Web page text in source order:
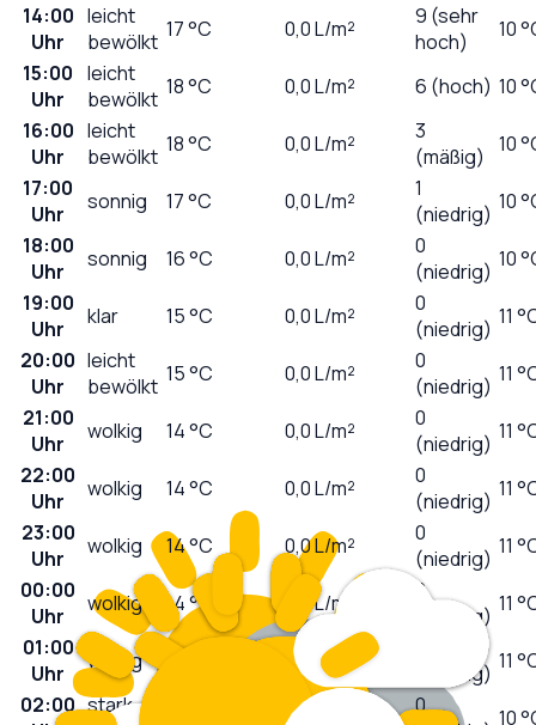
14:00
Uhr
leicht
bewölkt 17°C 0,0L/m²
9 (sehr
hoch)
10
15:00
Uhr
leicht
bewölkt 18°C 0,0L/m² 6 (hoch) 10
16:00
Uhr
leicht
bewölkt 18°C 0,0L/m²
3
(mäßig)
10
17:00
Uhr
sonnig 17°C 0,0L/m²
1
(niedrig) 10
18:00
Uhr
sonnig 16°C 0,0L/m²
0
(niedrig) 10
19:00
Uhr
klar 15°C 0,0L/m²
0
(niedrig) 11
20:00
Uhr
leicht
bewölkt 15°C 0,0L/m²
0
(niedrig) 11
21:00
Uhr
wolkig 14°C 0,0L/m²
0
(niedrig) 11
22:00
Uhr
wolkig 14°C 0,0L/m²
0
(niedrig) 11
23:00
Uhr
wolkig 14°C 0,0L/m²
0
(niedrig) 11
00:00
Uhr
wolkig 14°C L/m²
0
(niedrig) 11
01:00
Uhr
wolkig 0,0 L/m²
(niedrig) 11
02:00 stark
0,0
0
10